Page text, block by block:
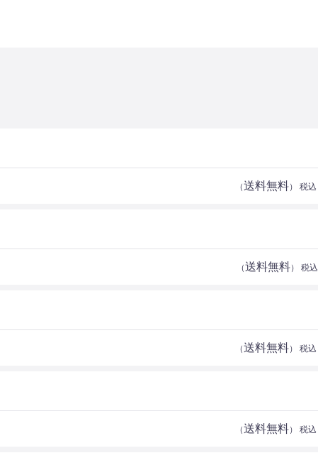
（送料無料） 税込
（送料無料） 税込
（送料無料） 税込
（送料無料） 税込